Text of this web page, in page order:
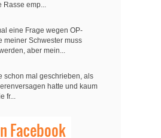
Rasse emp...
eine Frage wegen OP-
meiner Schwester muss
aber mein...
schon mal geschrieben, als
hatte und kaum
fr...
Facebook